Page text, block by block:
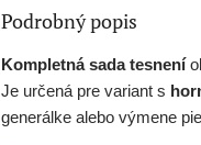
Podrobný popis
Kompletná sada tesnení
Je určená pre variant s
generálke alebo výmene